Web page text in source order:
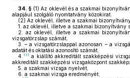
34. § (1) Az oklevél és a szakmai
alapjául szolgáló nyomtatvány közokirat.
(2) Az oklevél, illetve a szakmai
1. az oklevél, illetve a szakmai bizonyítvány
2.
az oklevél, illetve a szakmai
vizsgatörzslap számát,
3.
– a vizsgatörzslappal azonosan – a
adatát és oktatási azonosító számát,
4. 117 a kiállító akkreditált szakképzési
akkreditált szakképzési vizsgaközpont
5. a szakmai vizsga nyelvét,
6. a szakmai vizsga eredményét,